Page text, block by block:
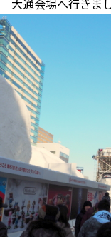
大通会場へ行きま